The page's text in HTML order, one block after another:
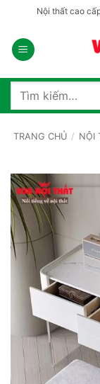
nội
dung
Nội thất cao
Tìm
TRANG CHỦ / NỘI